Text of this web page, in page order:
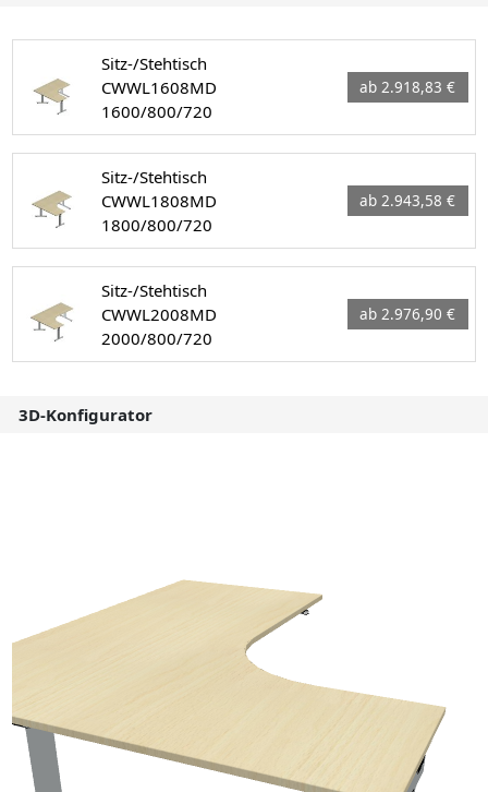
Sitz-/Stehtisch
CWWL1608MD
1600/800/720
ab 2.918,83 €
Sitz-/Stehtisch
CWWL1808MD
1800/800/720
ab 2.943,58 €
Sitz-/Stehtisch
CWWL2008MD
2000/800/720
ab 2.976,90 €
3D-Konfigurator